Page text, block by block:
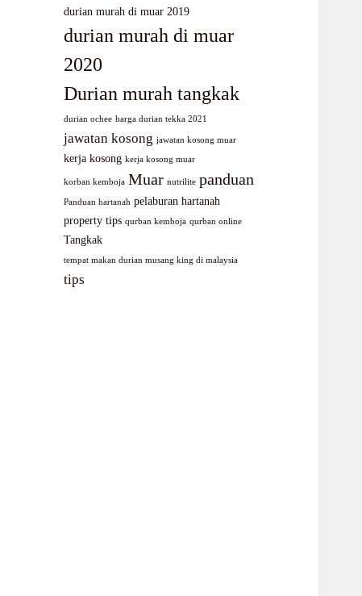
durian murah di muar 2019
durian murah di muar
2020
Durian murah tangkak
durian ochee harga durian tekka 2021
jawatan kosong jawatan kosong muar
kerja kosong kerja kosong muar
korban kemboja Muar nutrilite panduan
Panduan hartanah pelaburan hartanah
property tips qurban kemboja qurban online
Tangkak
tempat makan durian musang king di malaysia
tips